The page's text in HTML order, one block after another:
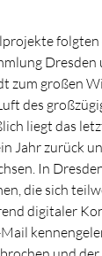
Dresden
zum großen
des
liegt das
Jahr zurück
In
die sich
digitaler